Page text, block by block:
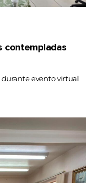
contempladas
durante evento virtual